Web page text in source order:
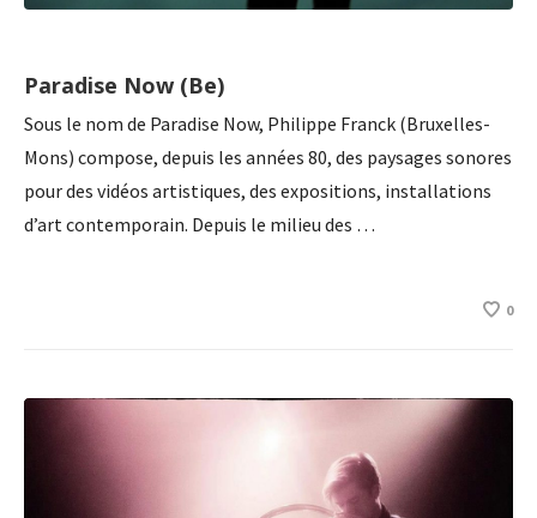
Paradise Now (Be)
Sous le nom de Paradise Now, Philippe Franck (Bruxelles-
Mons) compose, depuis les années 80, des paysages sonores
pour des vidéos artistiques, des expositions, installations
d’art contemporain. Depuis le milieu des …
0